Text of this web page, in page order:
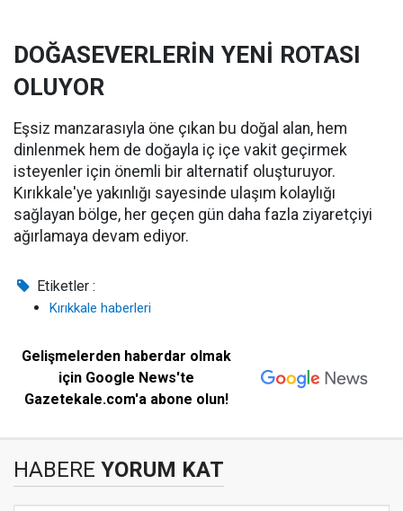
DOĞASEVERLERİN YENİ ROTASI
OLUYOR
Eşsiz manzarasıyla öne çıkan bu doğal alan, hem
dinlenmek hem de doğayla iç içe vakit geçirmek
isteyenler için önemli bir alternatif oluşturuyor.
Kırıkkale'ye yakınlığı sayesinde ulaşım kolaylığı
sağlayan bölge, her geçen gün daha fazla ziyaretçiyi
ağırlamaya devam ediyor.
Etiketler :
Kırıkkale haberleri
Gelişmelerden haberdar olmak
için Google News'te
Gazetekale.com'a abone olun!
HABERE YORUM KAT